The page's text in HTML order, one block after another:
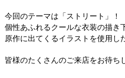
今回のテーマは「ストリート」！
個性あふれるクールな衣装の描き
原作に出てくるイラストを使用し
皆様のたくさんのご来店をお待ち